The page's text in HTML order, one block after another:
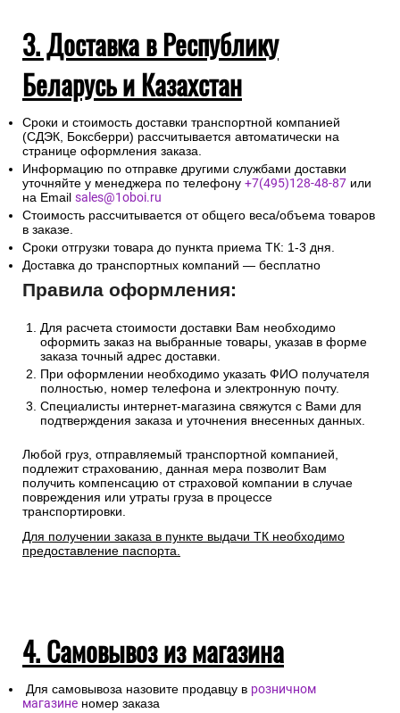
3. Доставка в Республику
Беларусь и Казахстан
Сроки и стоимость доставки транспортной компанией
(СДЭК, Боксберри) рассчитывается автоматически на
странице оформления заказа.
Информацию по отправке другими службами доставки
уточняйте у менеджера по телефону +7(495)128-48-87 или
на Email sales@1oboi.ru
Стоимость рассчитывается от общего веса/объема товаров
в заказе.
Сроки отгрузки товара до пункта приема ТК: 1-3 дня.
Доставка до транспортных компаний — бесплатно
Правила оформления:
Для расчета стоимости доставки Вам необходимо
оформить заказ на выбранные товары, указав в форме
заказа точный адрес доставки.
При оформлении необходимо указать ФИО получателя
полностью, номер телефона и электронную почту.
Специалисты интернет-магазина свяжутся с Вами для
подтверждения заказа и уточнения внесенных данных.
Любой груз, отправляемый транспортной компанией,
подлежит страхованию, данная мера позволит Вам
получить компенсацию от страховой компании в случае
повреждения или утраты груза в процессе
транспортировки.
Для получении заказа в пункте выдачи ТК необходимо
предоставление паспорта.
4. Самовывоз из магазина
Для самовывоза назовите продавцу в розничном
магазине номер заказа